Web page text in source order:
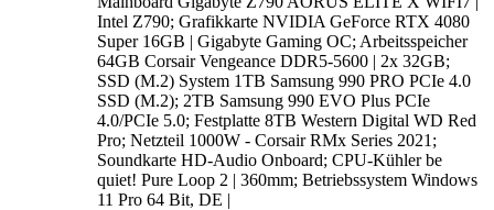
Intel Z790; Grafikkarte NVIDIA GeForce RTX 4080
Super 16GB | Gigabyte Gaming OC; Arbeitsspeicher
64GB Corsair Vengeance DDR5-5600 | 2x 32GB;
SSD (M.2) System 1TB Samsung 990 PRO PCIe 4.0
SSD (M.2); 2TB Samsung 990 EVO Plus PCIe
4.0/PCIe 5.0; Festplatte 8TB Western Digital WD Red
Pro; Netzteil 1000W - Corsair RMx Series 2021;
Soundkarte HD-Audio Onboard; CPU-Kühler be
quiet! Pure Loop 2 | 360mm; Betriebssystem Windows
11 Pro 64 Bit, DE |